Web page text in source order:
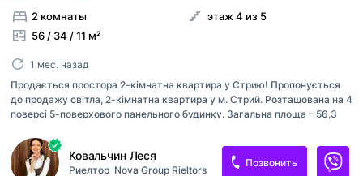
2 комнаты
56 / 34 / 11 м²
этаж 4 из 5
1 мес. назад
Продається простора 2-кімнатна квартира у Стрию! Пропонується
до продажу світла, 2-кімнатна квартира у м. Стрий. Розташована на 4
поверсі 5-поверхового панельного будинку. Загальна площа – 56,3
окремі кімнати та балкон. Житло під ремонт (під чистову обробку),
що дозволить новим власникам реалізувати власні дизайнерські ідеї
та облаштувати простір на свій смак. Опалення – централізоване Є
Ковальчин Леся
Риелтор Nova Group Rieltors
Позвонить